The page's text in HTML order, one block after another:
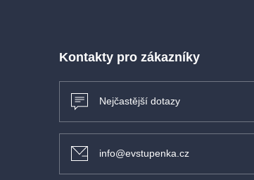
Kontakty pro zákazníky
Nejčastější dotazy
info@evstupenka.cz